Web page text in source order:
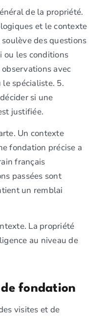
de la propriété.
et le contexte
des questions
ou les conditions
avec
le spécialiste. 5.
si une
justifiée.
Un contexte
fondation précise a
français
passées sont
un remblai
La propriété
au niveau de
fondation
visites et de